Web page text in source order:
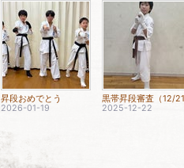
昇段おめでとう
2026-01-19
2025-12-22